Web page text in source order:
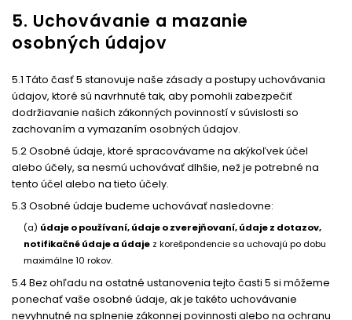
5. Uchovávanie a mazanie
osobných údajov
5.1 Táto časť 5 stanovuje naše zásady a postupy uchovávania
údajov, ktoré sú navrhnuté tak, aby pomohli zabezpečiť
dodržiavanie našich zákonných povinností v súvislosti so
zachovaním a vymazaním osobných údajov.
5.2 Osobné údaje, ktoré spracovávame na akýkoľvek účel
alebo účely, sa nesmú uchovávať dlhšie, než je potrebné na
tento účel alebo na tieto účely.
5.3 Osobné údaje budeme uchovávať nasledovne:
(a) údaje o používaní, údaje o zverejňovaní, údaje z dotazov,
notifikačné údaje a údaje z korešpondencie sa uchovajú po dobu
maximálne 10 rokov.
5.4 Bez ohľadu na ostatné ustanovenia tejto časti 5 si môžeme
ponechať vaše osobné údaje, ak je takéto uchovávanie
nevyhnutné na splnenie zákonnej povinnosti alebo na ochranu